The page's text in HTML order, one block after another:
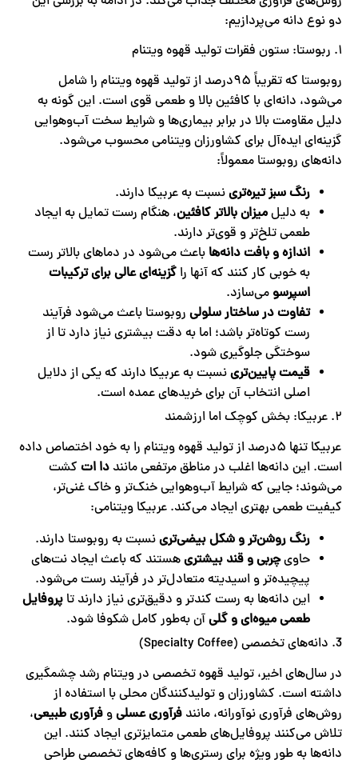
دو نوع دانه می‌پردازیم:
روبوستا که تقریباً ۹۵درصد از تولید قهوه ویتنام را شامل
می‌شود، دانه‌ای با کافئین بالا و طعمی قوی است. این گونه به
دلیل مقاومت بالا در برابر بیماری‌ها و شرایط سخت آب‌وهوایی
گزینه‌ای ایده‌آل برای کشاورزان ویتنامی محسوب می‌شود.
دانه‌های روبوستا معمولاً:
رنگ سبز تیره‌ترینسبت به عربیکا دارند.
به دلیلمیزان بالاتر کافئین، هنگام رست تمایل به ایجاد
طعمی تلخ‌تر و قوی‌تر دارند.
اندازه و بافت دانه‌هاباعث می‌شود در دماهای بالاتر رست
به خوبی کار کنند که آنها راگزینه‌ای عالی برای ترکیبات
اسپرسومی‌سازد.
تفاوت در ساختار سلولیروبوستا باعث می‌شود فرآیند
رست کوتاه‌تر باشد؛ اما به دقت بیشتری نیاز دارد تا از
سوختگی جلوگیری شود.
قیمت پایین‌ترینسبت به عربیکا دارند که یکی از دلایل
اصلی انتخاب آن برای خریدهای عمده است.
عربیکا تنها ۵درصد از تولید قهوه ویتنام را به خود اختصاص داده
است. این دانه‌ها اغلب در مناطق مرتفعی ماننددا اتکشت
می‌شوند؛ جایی که شرایط آب‌وهوایی خنک‌تر و خاک غنی‌تر،
کیفیت طعمی بهتری ایجاد می‌کند. عربیکا ویتنامی:
رنگ روشن‌تر و شکل بیضی‌ترینسبت به روبوستا دارند.
حاویچربی و قند بیشتریهستند که باعث ایجاد نت‌های
پیچیده‌تر و اسیدیته متعادل‌تر در فرآیند رست می‌شود.
این دانه‌ها به رست کندتر و دقیق‌تری نیاز دارند تاپروفایل
طعمی میوه‌ای و گلیآن به‌طور کامل شکوفا شود.
در سال‌های اخیر، تولید قهوه تخصصی در ویتنام رشد چشمگیری
داشته است. کشاورزان و تولیدکنندگان محلی با استفاده از
روش‌های فرآوری نوآورانه، مانندفرآوری عسلیوفرآوری طبیعی،
تلاش می‌کنند پروفایل‌های طعمی متمایزتری ایجاد کنند. این
دانه‌ها به طور ویژه برای رستری‌ها و کافه‌های تخصصی طراحی